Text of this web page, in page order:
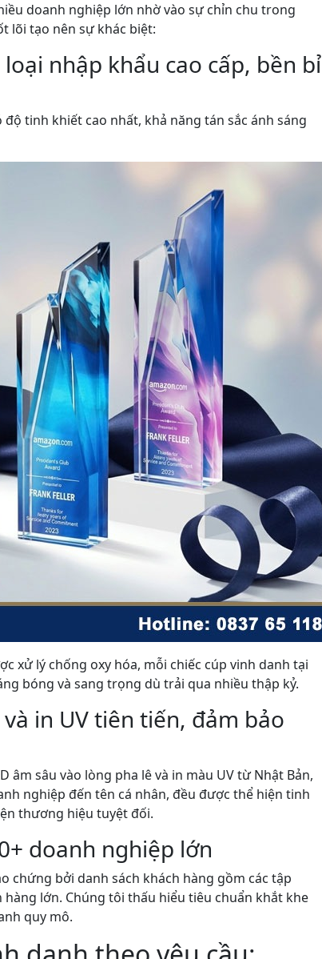
doanh nghiệp lớn nhờ vào sự chỉn chu trong
lõi tạo nên sự khác biệt:
nhập khẩu cao cấp, bền bỉ
tinh khiết cao nhất, khả năng tán sắc ánh sáng
xử lý chống oxy hóa, mỗi chiếc cúp vinh danh tại
bóng và sang trọng dù trải qua nhiều thập kỷ.
in UV tiên tiến, đảm bảo
âm sâu vào lòng pha lê và in màu UV từ Nhật Bản,
nghiệp đến tên cá nhân, đều được thể hiện tinh
thương hiệu tuyệt đối.
doanh nghiệp lớn
chứng bởi danh sách khách hàng gồm các tập
hàng lớn. Chúng tôi thấu hiểu tiêu chuẩn khắt khe
quy mô.